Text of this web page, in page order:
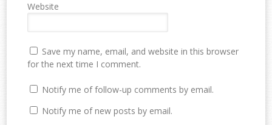
Website
Save my name, email, and website in this browser
for the next time I comment.
Notify me of follow-up comments by email.
Notify me of new posts by email.